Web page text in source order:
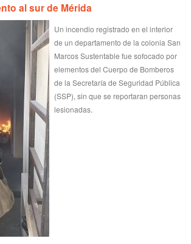
al sur de Mérida
Un incendio registrado en el interior
de un departamento de la colonia San
Marcos Sustentable fue sofocado por
elementos del Cuerpo de Bomberos
de la Secretaría de Seguridad Pública
(SSP), sin que se reportaran personas
lesionadas.